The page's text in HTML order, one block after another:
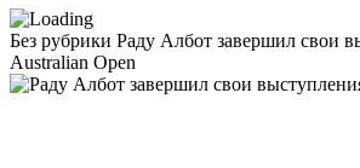
Без рубрики Раду Албот завершил свои
Australian Open